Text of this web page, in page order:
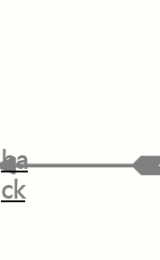
ba
ck